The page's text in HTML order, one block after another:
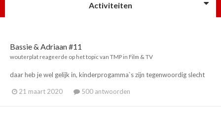
Activiteiten
Bassie & Adriaan #11
wouterplat reageerde op het topic van TMP in Film & TV
daar heb je wel gelijk in, kinderprogamma`s zijn tegenwoordig slecht
21 maart 2020 500 antwoorden